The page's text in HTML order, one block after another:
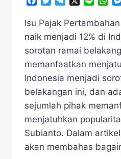
Isu Pajak
naik menjadi 12% di
sorotan ramai
memanfaatkan
Indonesia menjadi
belakangan ini, dan
sejumlah pihak
menjatuhkan
Subianto.​ Dalam
akan membahas